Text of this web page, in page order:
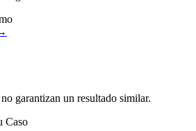
garantizan un resultado similar.
Caso